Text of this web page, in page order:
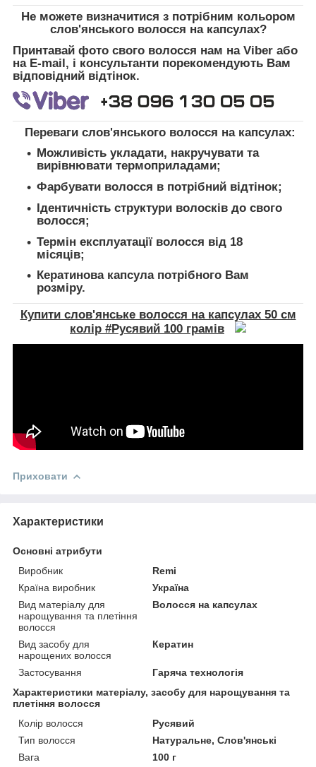
Не можете визначитися з потрібним кольором
слов'янського волосся на капсулах?
Принтавай фото свого волосся нам на Viber або
на E-mail, і консультанти порекомендують Вам
відповідний відтінок.
Переваги слов'янського волосся на капсулах:
Можливість укладати, накручувати та
вирівнювати термоприладами;
Фарбувати волосся в потрібний відтінок;
Ідентичність структури волосків до свого
волосся;
Термін експлуатації волосся від 18
місяців;
Кератинова капсула потрібного Вам
розміру.
Купити слов'янське волосся на капсулах 50 см
колір #Русявий 100 грамів
Приховати
Характеристики
Основні атрибути
Виробник
Remi
Країна виробник
Україна
Вид матеріалу для
нарощування та плетіння
волосся
Волосся на капсулах
Вид засобу для
нарощених волосся
Кератин
Застосування
Гаряча технологія
Характеристики матеріалу, засобу для нарощування та
плетіння волосся
Колір волосся
Русявий
Тип волосся
Натуральне, Слов'янські
Вага
100 г